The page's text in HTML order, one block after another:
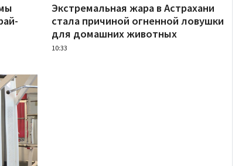
Экстремальная жара в Астрахани
стала причиной огненной ловушки
для домашних животных
10:33